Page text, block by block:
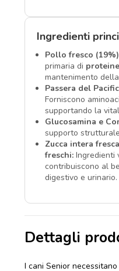
Ingredienti
Pollo fresco
primaria di
mantenimento
Passera del
Forniscono
supportando la
Glucosamina e
supporto
Zucca intera
freschi: Ingredienti
contribuiscono al
digestivo e urinario.
Dettagli
I cani Senior